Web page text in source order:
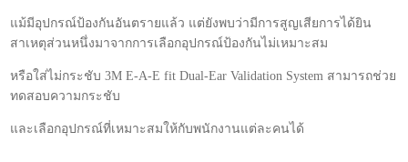
แม้มีอุปกรณ์ป้องกันอันตรายแล้ว แต่ยังพบว่ามีการสูญเสียการได้ยิน
สาเหตุส่วนหนึ่งมาจากการเลือกอุปกรณ์ป้องกันไม่เหมาะสม
หรือใส่ไม่กระชับ 3M E-A-E fit Dual-Ear Validation System สามารถช่วย
ทดสอบความกระชับ
และเลือกอุปกรณ์ที่เหมาะสมให้กับพนักงานแต่ละคนได้